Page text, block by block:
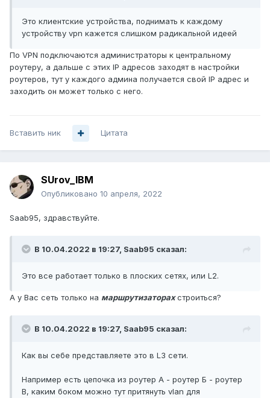
Это клиентские устройства, поднимать к каждому
устройству vpn кажется слишком радикальной идеей
По VPN подключаются администраторы к центральному
роутеру, а дальше с этих IP адресов заходят в настройки
роутеров, тут у каждого админа получается свой IP адрес и
заходить он может только с него.
Вставить ник Цитата
SUrov_IBM
Опубликовано 10 апреля, 2022
Saab95, здравствуйте.
В 10.04.2022 в 19:27, Saab95 сказал:
Это все работает только в плоских сетях, или L2.
А у Вас сеть только на маршрутизаторахстроиться?
В 10.04.2022 в 19:27, Saab95 сказал:
Как вы себе представляете это в L3 сети.
Например есть цепочка из роутер А - роутер Б - роутер
В, каким боком можно тут притянуть vlan для